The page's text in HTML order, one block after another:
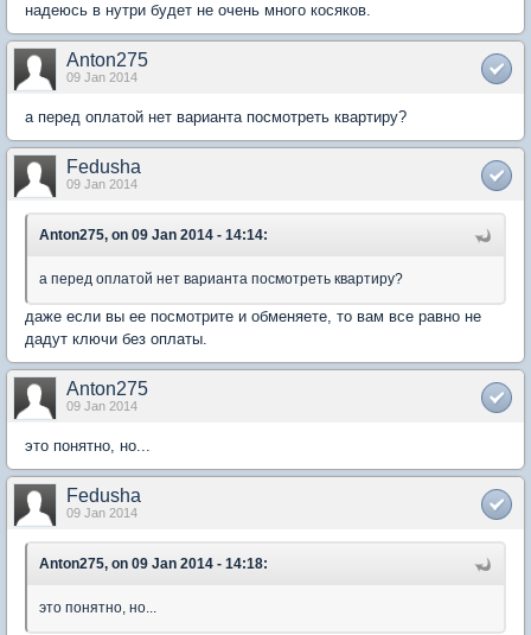
надеюсь в нутри будет не очень много косяков.
Anton275
09 Jan 2014
а перед оплатой нет варианта посмотреть квартиру?
Fedusha
09 Jan 2014
Anton275, on 09 Jan 2014 - 14:14:
а перед оплатой нет варианта посмотреть квартиру?
даже если вы ее посмотрите и обменяете, то вам все равно не
дадут ключи без оплаты.
Anton275
09 Jan 2014
это понятно, но...
Fedusha
09 Jan 2014
Anton275, on 09 Jan 2014 - 14:18:
это понятно, но...